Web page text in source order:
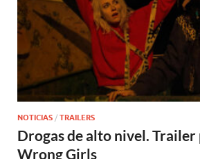
NOTICIAS / TRAILERS
Drogas de alto nivel. Trailer
Wrong Girls